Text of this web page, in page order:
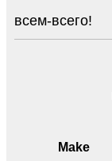
всем-всего!
Make